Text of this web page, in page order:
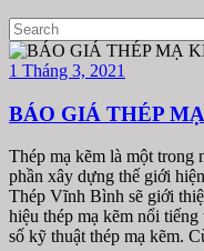
1 Tháng 3, 2021
BÁO GIÁ THÉP
Thép mạ kẽm là một trong
phần xây dựng thế giới
Thép Vĩnh Bình sẽ giới
hiệu thép mạ kẽm nổi
số kỹ thuật thép mạ kẽm.